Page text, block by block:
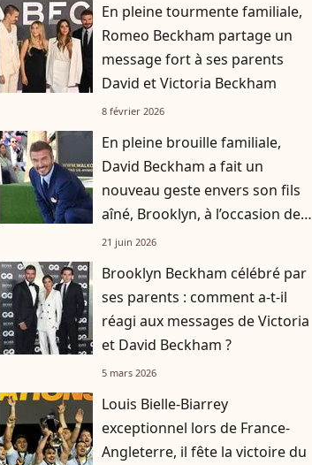
En pleine tourmente familiale,
Romeo Beckham partage un
message fort à ses parents
David et Victoria Beckham
8 février 2026
En pleine brouille familiale,
David Beckham a fait un
nouveau geste envers son fils
aîné, Brooklyn, à l’occasion de
la Fête des Pères
21 juin 2026
Brooklyn Beckham célébré par
ses parents : comment a-t-il
réagi aux messages de Victoria
et David Beckham ?
5 mars 2026
Louis Bielle-Biarrey
exceptionnel lors de France-
Angleterre, il fête la victoire du